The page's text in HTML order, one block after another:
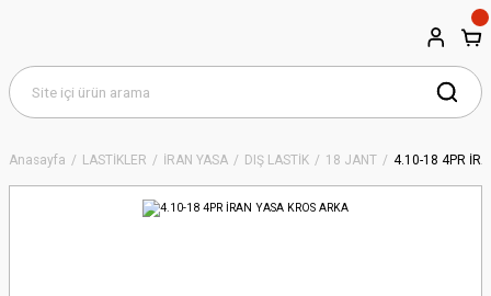
Anasayfa LASTİKLER İRAN YASA DIŞ LASTİK 18 JANT 4.10-18 4PR